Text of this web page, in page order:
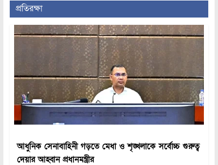
প্রতিরক্ষা
আধুনিক সেনাবাহিনী গড়তে মেধা ও শৃঙ্খলাকে সর্বোচ্চ গুরুত্ব
দেয়ার আহ্বান প্রধানমন্ত্রীর